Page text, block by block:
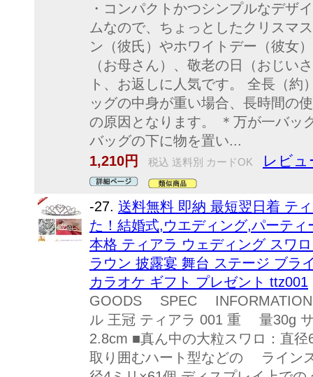
・コンパクトかつシンプルなデザ
ムなので、ちょっとしたクリスマ
ン（彼氏）やホワイトデー（彼女
（お母さん）、敬老の日（おじい
ト、お返しに人気です。 全長（
ッグの中身が重い場合、長時間
の原因となります。 ＊万が一バ
バッグの下に物を置い...
1,210円
税込 送料別 カードOK レビュ
-27. 送料無料 即納 最短翌日着 テ
た！結婚式,ウエディング,パーテ
本格 ティアラ ウェディング スワ
ラウン 披露宴 舞台 ステージ ブラ
カラオケ ギフト プレゼント ttz001
GOODS SPEC
ル 王冠 ティアラ 001 重 量30g
2.8cm ■真ん中の大粒スワロ：直
取り囲むハート型などの ライ